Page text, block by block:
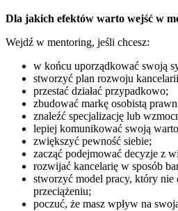
Dla jakich efektów warto wejść w
Wejdź w mentoring, jeśli chcesz:
w końcu uporządkować swoją
stworzyć plan rozwoju
przestać działać przypadkowo;
zbudować markę osobistą
znaleźć specjalizację lub
lepiej komunikować swoją
zwiększyć pewność siebie;
zacząć podejmować decyzje z
rozwijać kancelarię w sposób
stworzyć model pracy, który nie
przeciążeniu;
poczuć, że masz wpływ na